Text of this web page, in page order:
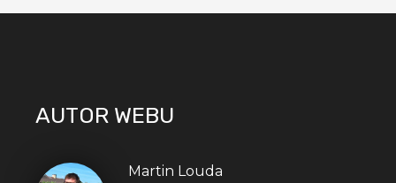
AUTOR WEBU
Martin Louda